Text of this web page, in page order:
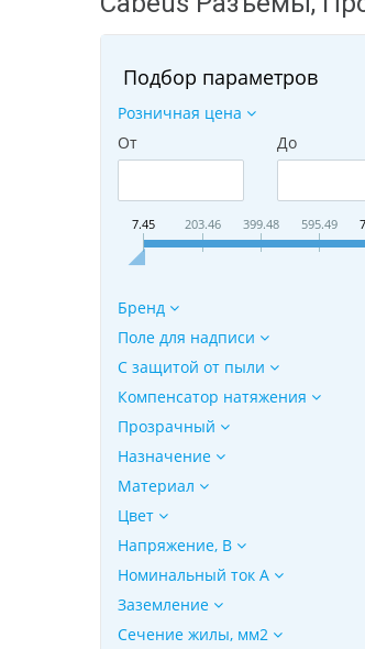
Подбор параметров
Розничная цена
От
До
7.45 203.46 399.48 595.49
Бренд
Поле для надписи
С защитой от пыли
Компенсатор натяжения
Прозрачный
Назначение
Материал
Цвет
Напряжение, B
Номинальный ток А
Заземление
Сечение жилы, мм2